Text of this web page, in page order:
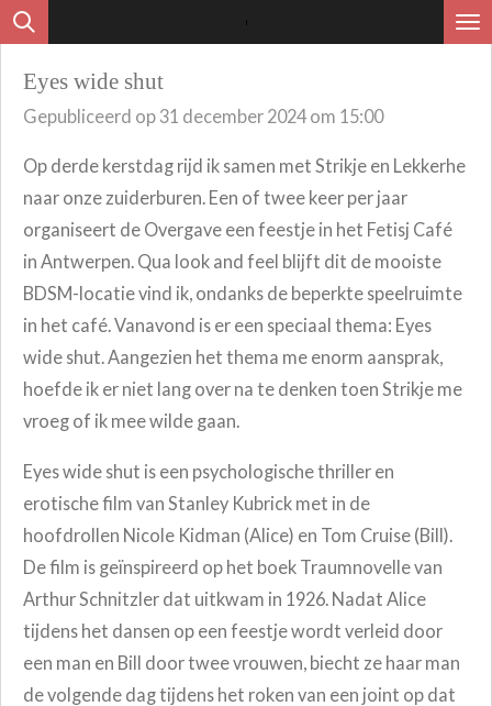
Ga
naar
de
Eyes wide shut
Gepubliceerd op 31 december 2024 om 15:00
Op derde kerstdag rijd ik samen met Strikje en Lekkerhe
naar onze zuiderburen. Een of twee keer per jaar
organiseert de Overgave een feestje in het Fetisj Café
in Antwerpen. Qua look and feel blijft dit de mooiste
BDSM-locatie vind ik, ondanks de beperkte speelruimte
in het café. Vanavond is er een speciaal thema: Eyes
wide shut. Aangezien het thema me enorm aansprak,
hoefde ik er niet lang over na te denken toen Strikje me
vroeg of ik mee wilde gaan.
Eyes wide shut is een psychologische thriller en
erotische film van Stanley Kubrick met in de
hoofdrollen Nicole Kidman (Alice) en Tom Cruise (Bill).
De film is geïnspireerd op het boek Traumnovelle van
Arthur Schnitzler dat uitkwam in 1926. Nadat Alice
tijdens het dansen op een feestje wordt verleid door
een man en Bill door twee vrouwen, biecht ze haar man
de volgende dag tijdens het roken van een joint op dat